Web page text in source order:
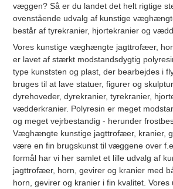
væggen? Så er du landet det helt rigtige
ovenstående udvalg af kunstige
består af tyrekranier, hjortekranier og
Vores kunstige væghængte jagttrofæer,
er lavet af stærkt modstandsdygtig
type kunststen og plast, der bearbejdes i
bruges til at lave statuer, figurer og
dyrehoveder, dyrekranier, tyrekranier,
vædderkranier. Polyresin er meget
og meget vejrbestandig - herunder
Væghængte kunstige jagttrofæer, kranier,
være en fin brugskunst til væggene over
formål har vi her samlet et lille udvalg af
jagttrofæer, horn, gevirer og kranier med
horn, gevirer og kranier i fin kvalitet. Vores